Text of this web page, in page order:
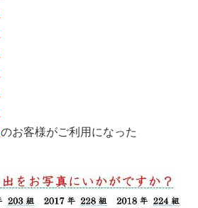
のお客様がご利用になった